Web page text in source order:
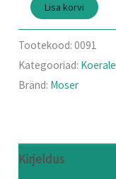
Lisa korvi
Tootekood:0091
Kategooriad: Koerale
Bränd: Moser
Kirjeldus